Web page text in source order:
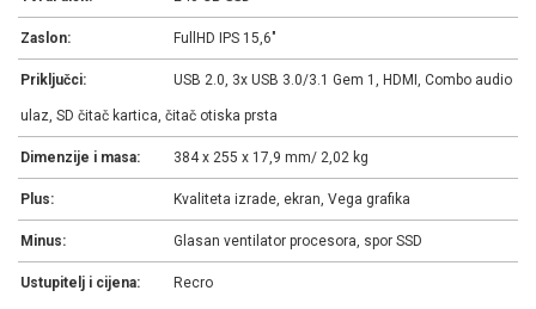
Zaslon: FullHD IPS 15,6"
Priključci: USB 2.0, 3x USB 3.0/3.1 Gem 1, HDMI, Combo audio
ulaz, SD čitač kartica, čitač otiska prsta
Dimenzije i masa: 384 x 255 x 17,9 mm/ 2,02 kg
Plus: Kvaliteta izrade, ekran, Vega grafika
Minus: Glasan ventilator procesora, spor SSD
Ustupitelj i cijena: Recro